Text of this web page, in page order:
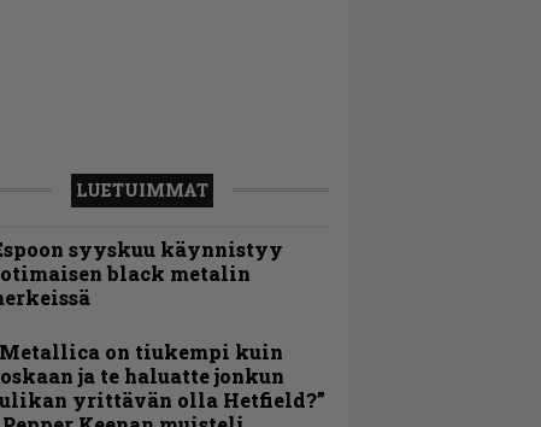
LUETUIMMAT
syyskuu käynnistyy
black metalin
on tiukempi kuin
ja te haluatte jonkun
yrittävän olla Hetfield?”